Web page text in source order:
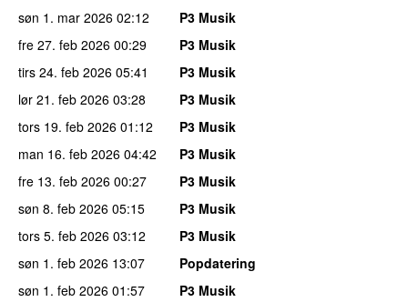
søn 1. mar 2026 02:12
P3 Musik
fre 27. feb 2026 00:29
P3 Musik
tirs 24. feb 2026 05:41
P3 Musik
lør 21. feb 2026 03:28
P3 Musik
tors 19. feb 2026 01:12
P3 Musik
man 16. feb 2026 04:42
P3 Musik
fre 13. feb 2026 00:27
P3 Musik
søn 8. feb 2026 05:15
P3 Musik
tors 5. feb 2026 03:12
P3 Musik
søn 1. feb 2026 13:07
Popdatering
søn 1. feb 2026 01:57
P3 Musik